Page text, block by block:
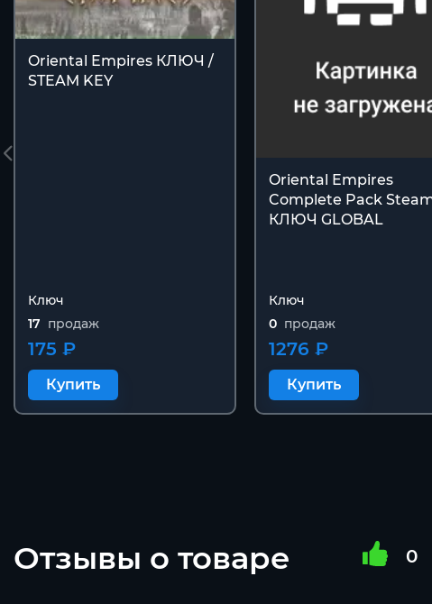
Oriental Empires КЛЮЧ /
STEAM KEY
Ключ
17 продаж
175 ₽
Купить
Oriental Empires
Complete Pack
КЛЮЧ GLOBAL
Ключ
0 продаж
1276 ₽
Купить
Отзывы о товаре 0